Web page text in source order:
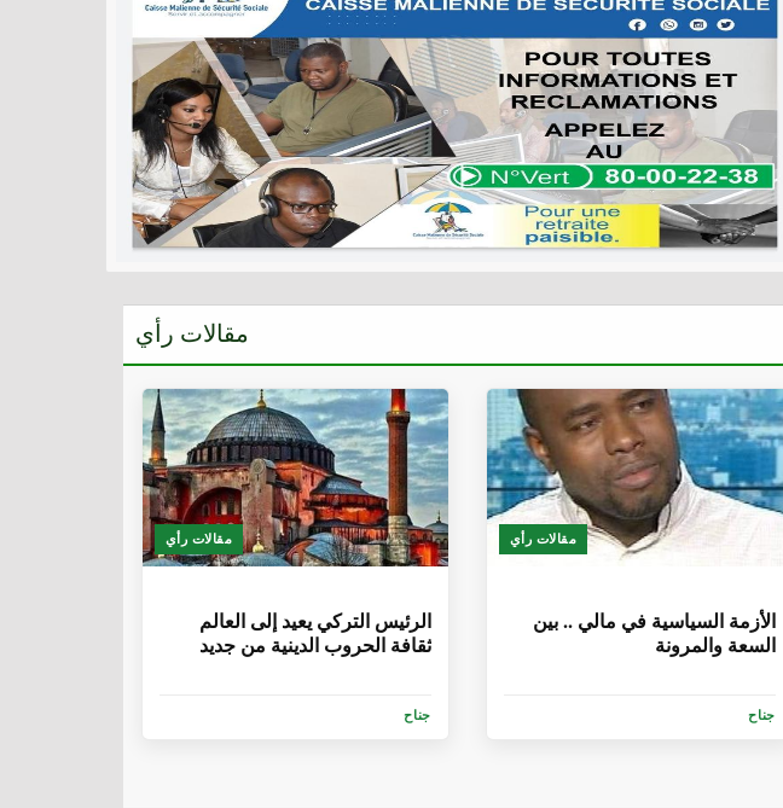
مقالات رأي
مقالات رأي
الرئيس التركي يعيد إلى العالم
ثقافة الحروب الدينية من جديد
جناح
مقالات رأي
الأزمة السياسية في مالي .. بين
السعة والمرونة
جناح